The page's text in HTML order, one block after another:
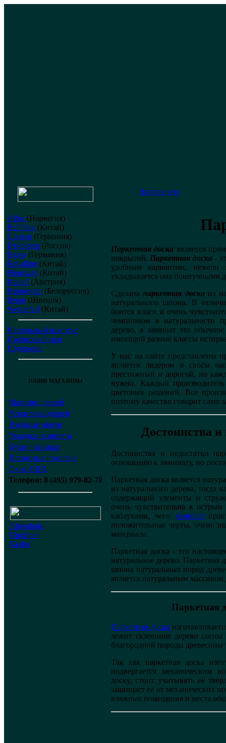
Alloc (Норвегия)
BelFloor(Китай)
Classen(Германия)
Dekorstep(Россия)
Egger(Германия)
Equalline(Китай)
Floorway(Китай)
Kaindl(Австрия)
Kronospan(Белоруссия)
Pergo(Швеция)
Westerhof(Китай)
Напольный плинтус
Пробковый пол
Подложка
НАШИ МАГАЗИНЫ
Магазин дверей
Установка дверей
Входные двери
Укладка ламината
Кухни на заказ
Натяжные потолки
Окна ПВХ
Телефон: 8 (495) 979-82-78
Alpenholz
Upofloor
Grabo
На главную
Паркетная доска является
покрытий.Паркетная доска-
удобным вариантом, нежели
укладывается она поштучными
Сделана паркетная доскаиз
натурального шпона. В
боится влаги и очень
чемпионом в натуральности
дерево, а ламинат это
имеющий разные классы
У нас на сайте представлены
является лидером в своём
престижный и дорогой, но
нужно. Каждый
цветовых решений. Все
поэтому качество говорит само
Достоинства и
Достоинства и недостатки
отношению к ламинату, но
Паркетная доска является
из натурального дерева, тогда
содержащий элементы и
очень чувствительна к
каблуками, чего ламинат
положительные черты, очень
материала.
Паркетная доска - это
натуральное дерево.
шпона натуральных пород
является натуральным
Паркетная
Паркетная доска
лежит склеенное дерево
благородной породы
Так как паркетная доска
подвергается механическим
доску, стоит учитывать её
защищает её от механических
влажные помещения и места